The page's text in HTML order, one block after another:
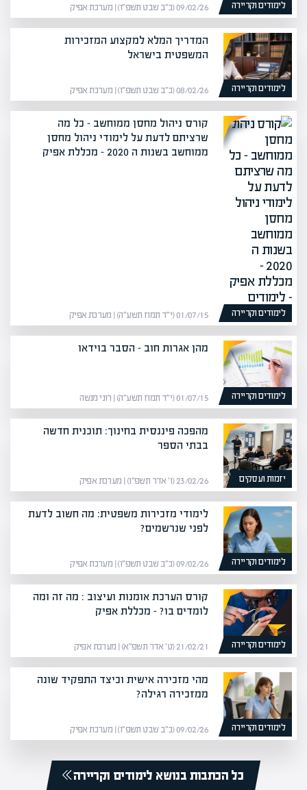
לימודים וקריירה 09/02/26 (כ״ב שבט תשפ״ו) | מערכת אפיק
לימודים וקריירה
המדריך המלא למקצוע המזכירות
המשפטית בישראל
08/02/26 (כ״ב שבט תשפ״ו) | מערכת אפיק
לימודים וקריירה
קורס ניהול מחסן ממוחשב – כל מה
שרציתם לדעת על לימודי ניהול מחסן
ממוחשב בשנות ה 2020 – מכללת אפיק
01/07/15 (י״ד תמוז תשע״ה) | מערכת אפיק
לימודים וקריירה
מהן אגרות חוב – הסבר בוידאו
01/07/15 (י״ד תמוז תשע״ה) | רוני מנשה
יזמות ועסקים
מהפכה פיננסית בחינוך: תוכנית חדשה
בבתי הספר
23/02/26 (ו׳ אדר תשפ״ו) | מערכת אפיק
לימודים וקריירה
לימודי מזכירות משפטית: מה חשוב לדעת
לפני שנרשמים?
09/02/26 (כ״ב שבט תשפ״ו) | מערכת אפיק
לימודים וקריירה
קורס הערכת אומנות ועיצוב : מה זה ומה
לומדים בו? – מכללת אפיק
21/02/21 (ט׳ אדר תשפ״א) | מערכת אפיק
לימודים וקריירה
מהי מזכירה אישית וכיצד התפקיד שונה
ממזכירה רגילה?
09/02/26 (כ״ב שבט תשפ״ו) | מערכת אפיק
כל הכתבות בנושא לימודים וקריירה